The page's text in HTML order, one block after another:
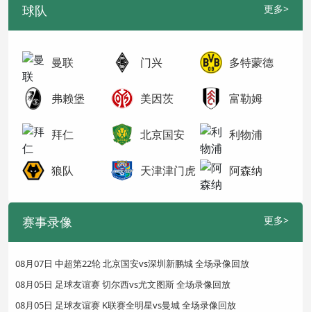
球队 更多>
曼联 门兴 多特蒙德
弗赖堡 美因茨 富勒姆
拜仁 北京国安 利物浦
狼队 天津津门虎 阿森纳
赛事录像 更多>
08月07日 中超第22轮 北京国安vs深圳新鹏城 全场录像回放
08月05日 足球友谊赛 切尔西vs尤文图斯 全场录像回放
08月05日 足球友谊赛 K联赛全明星vs曼城 全场录像回放